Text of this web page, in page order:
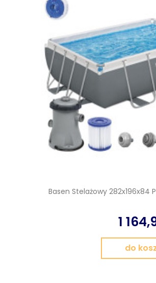
Basen Stelażowy 282x196x84
1
do